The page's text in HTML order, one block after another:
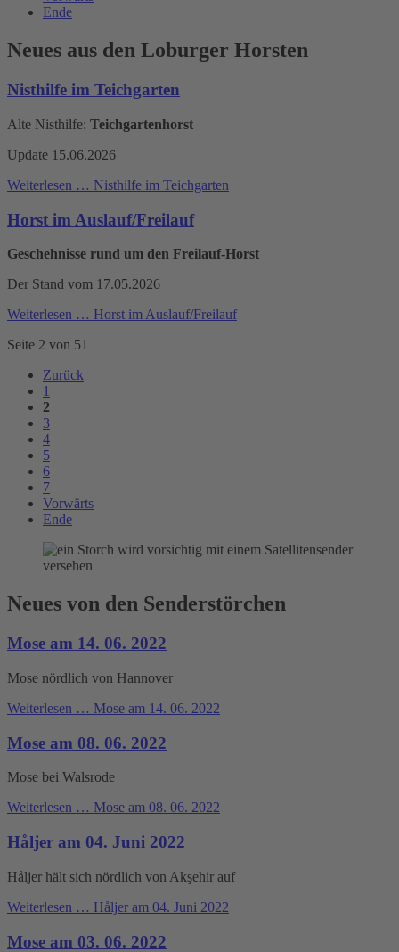
Ende
Neues aus den Loburger Horsten
Nisthilfe im Teichgarten
Alte Nisthilfe: Teichgartenhorst
Update 15.06.2026
Weiterlesen … Nisthilfe im Teichgarten
Horst im Auslauf/Freilauf
Geschehnisse rund um den Freilauf-Horst
Der Stand vom 17.05.2026
Weiterlesen … Horst im Auslauf/Freilauf
Seite 2 von 51
Zurück
1
2
3
4
5
6
7
Vorwärts
Ende
Neues von den Senderstörchen
Mose am 14. 06. 2022
Mose nördlich von Hannover
Weiterlesen … Mose am 14. 06. 2022
Mose am 08. 06. 2022
Mose bei Walsrode
Weiterlesen … Mose am 08. 06. 2022
Håljer am 04. Juni 2022
Håljer hält sich nördlich von Akşehir auf
Weiterlesen … Håljer am 04. Juni 2022
Mose am 03. 06. 2022